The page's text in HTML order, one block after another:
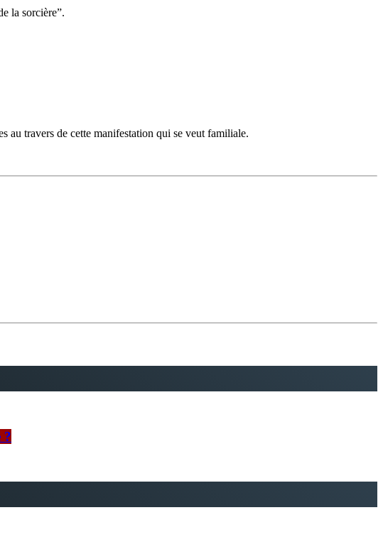
la sorcière”.
au travers de cette manifestation qui se veut familiale.
?